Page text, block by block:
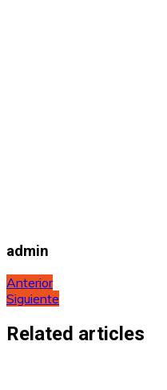
admin
Navegación
de
entradas
Anterior
Siguiente
Related articles